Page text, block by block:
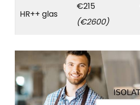
HR++ glas
€215
(€2600)